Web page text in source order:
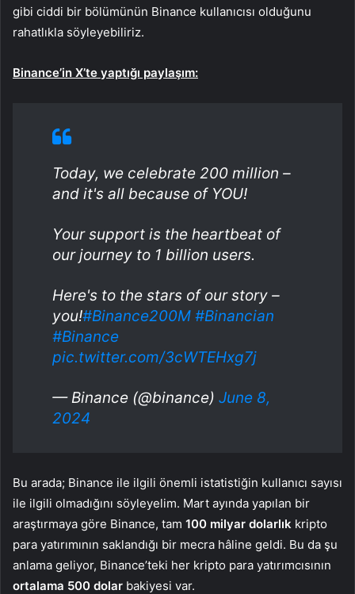
gibi ciddi bir bölümünün Binance kullanıcısı olduğunu
rahatlıkla söyleyebiliriz.
Binance’in X’te yaptığı paylaşım:
Today, we celebrate 200 million –
and it's all because of YOU!
Your support is the heartbeat of
our journey to 1 billion users.
Here's to the stars of our story –
you!#Binance200M #Binancian
#Binance
pic.twitter.com/3cWTEHxg7j
— Binance (@binance) June 8,
2024
Bu arada; Binance ile ilgili önemli istatistiğin kullanıcı sayısı
ile ilgili olmadığını söyleyelim. Mart ayında yapılan bir
araştırmaya göre Binance, tam 100 milyar dolarlık kripto
para yatırımının saklandığı bir mecra hâline geldi. Bu da şu
anlama geliyor, Binance’teki her kripto para yatırımcısının
ortalama 500 dolar bakiyesi var.